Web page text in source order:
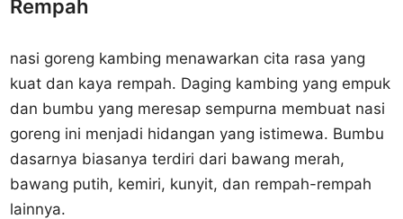
Rempah
nasi goreng kambing menawarkan cita rasa yang
kuat dan kaya rempah. Daging kambing yang empuk
dan bumbu yang meresap sempurna membuat nasi
goreng ini menjadi hidangan yang istimewa. Bumbu
dasarnya biasanya terdiri dari bawang merah,
bawang putih, kemiri, kunyit, dan rempah-rempah
lainnya.